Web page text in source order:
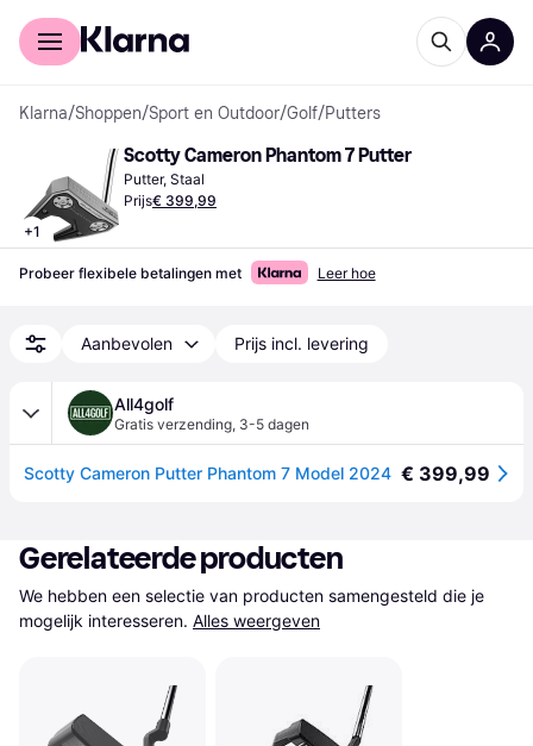
Voor shoppers
Klarna/Shoppen/Sport en Outdoor/Golf/Putters
+1
Scotty Cameron Phantom 7 Putter
Putter, Staal
Prijs€ 399,99
Probeer flexibele betalingen met Leer hoe
Aanbevolen Prijs incl. levering
All4golf
Gratis verzending, 3-5 dagen
Scotty Cameron Putter Phantom 7 Model 2024 € 399,99
Gerelateerde producten
We hebben een selectie van producten samengesteld die je
mogelijk interesseren. Alles weergeven